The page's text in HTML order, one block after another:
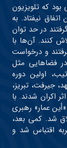
بود که تلویزیون
نیفتاد. به
در حد توان
کنند. آن‌ها با
و درخواست
در فضاهایی مثل
اولین دوره
مشهد، جیرفت، تبریز،
تهران و… به صورت مردمی برگزار شد و حدود ۱۹ اثر اکران شدند. با
عمار» رهبری
شد. کمی بعد،
اقتباس شد و